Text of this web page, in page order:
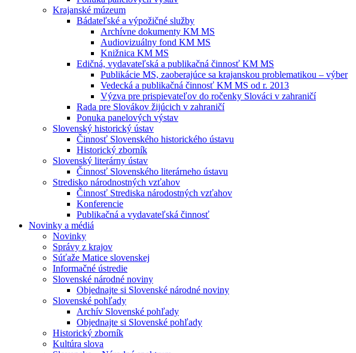
Krajanské múzeum
Bádateľské a výpožičné služby
Archívne dokumenty KM MS
Audiovizuálny fond KM MS
Knižnica KM MS
Edičná, vydavateľská a publikačná činnosť KM MS
Publikácie MS, zaoberajúce sa krajanskou problematikou – výber
Vedecká a publikačná činnosť KM MS od r. 2013
Výzva pre prispievateľov do ročenky Slováci v zahraničí
Rada pre Slovákov žijúcich v zahraničí
Ponuka panelových výstav
Slovenský historický ústav
Činnosť Slovenského historického ústavu
Historický zborník
Slovenský literárny ústav
Činnosť Slovenského literárneho ústavu
Stredisko národnostných vzťahov
Činnosť Strediska národostných vzťahov
Konferencie
Publikačná a vydavateľská činnosť
Novinky a médiá
Novinky
Správy z krajov
Súťaže Matice slovenskej
Informačné ústredie
Slovenské národné noviny
Objednajte si Slovenské národné noviny
Slovenské pohľady
Archív Slovenské pohľady
Objednajte si Slovenské pohľady
Historický zborník
Kultúra slova